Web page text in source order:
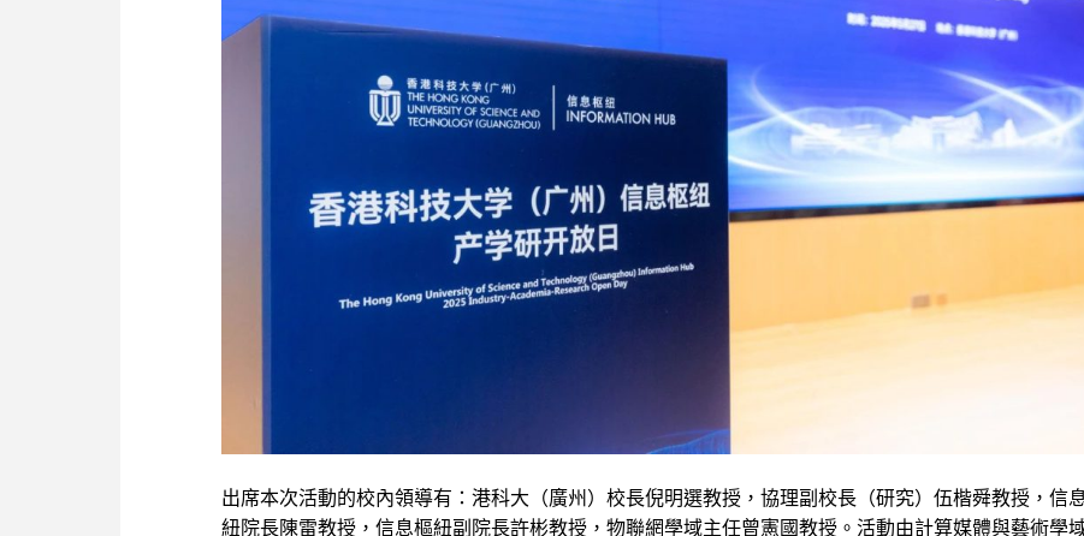
出席本次活動的校內領導有：港科大（廣州）校長倪明選教授，協理副校長（研究）伍楷舜教授，信
紐院長陳雷教授，信息樞紐副院長許彬教授，物聯網學域主任曾憲國教授。活動由計算媒體與藝術學